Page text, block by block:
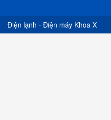
Điện lạnh - Điện máy Khoa X